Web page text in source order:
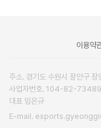
이용약
주소. 경기도 수원시 장안구
사업자번호. 104-82-73489
대표 임은규
E-mail.